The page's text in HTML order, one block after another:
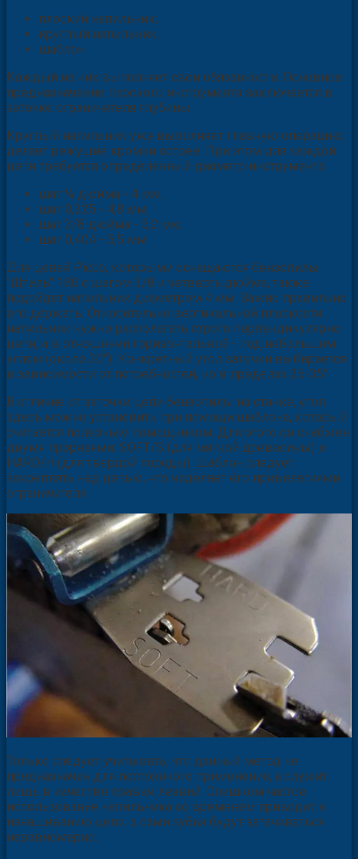
плоский напильник;
круглый напильник;
шаблон.
Каждый из них выполняет свои обязанности. Основное
предназначение плоского инструмента заключается в
заточке ограничителя глубины.
Круглый напильник уже выполняет главную операцию,
делает режущие кромки острее. При этом для каждой
цепи требуется определенный диаметр инструмента:
шаг ¼ дюйма - 4 мм;
шаг 0,325 - 4,8 мм;
шаг 3/8 дюйма - 5,2 мм;
шаг 0,404 - 5,5 мм.
Для цепей Picco, которыми оснащаются бензопилы
"Штиль" 180 с шагом 3/8 и четверть дюйма, также
подойдет напильник диаметром 4 мм. Важно правильно
его держать. Относительно вертикальной плоскости
напильник нужно располагать строго перпендикулярно
цепи, а в отношении горизонтальной - под небольшим
углом (около 30°). Конкретный угол заточки выбирается
в зависимости от потребностей, но в пределах 25-35°.
В отличие от заточки цепи бензопилы на станке, угол
здесь можно установить при помощи шаблона, который
считается полезным помощником. Для этого он снабжен
двумя прорезями: SOFT/S (для мягкой древесины) и
HARD/H (для твердой породы). Шаблон следует
закреплять над цепью, что наделяет его привилегиями
ограничителя.
Только следует учитывать, что данный метод не
предназначен для постоянного применения, а служит
лишь в качестве правки лезвий. Слишком частое
использование напильника со временем приводит к
изнашиванию цепи, а сами зубья будут затачиваться
неравномерно.